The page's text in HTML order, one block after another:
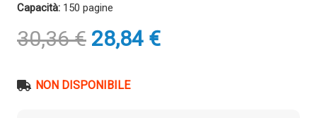
Capacità: 150 pagine
30,36€ Il
prezzo
era:
28,84 €Il
prezzo
NON DISPONIBILE